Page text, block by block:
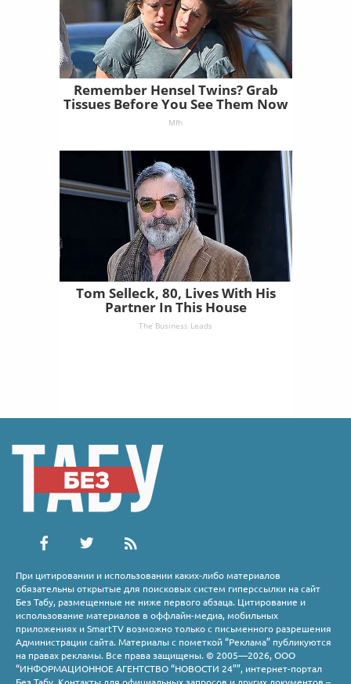
Remember Hensel Twins? Grab
Tissues Before You See Them Now
Mfh
Tom Selleck, 80, Lives With His
Partner In This House
The Business Leads
При цитировании и использовании каких-либо материалов
обязательны открытые для поисковых систем гиперссылки на сайт
Без Табу, размещенные не ниже первого абзаца. Цитирование и
использование материалов в оффлайн-медиа, мобильных
приложениях и SmartTV возможно только с письменного разрешения
Администрации сайта. Материалы с пометкой “Реклама” публикуются
на правах рекламы. Все права защищены. © 2005—2026, ООО
“ИНФОРМАЦИОННОЕ АГЕНТСТВО “НОВОСТИ 24””, интернет-портал
Без Табу. Контакты для официальных запросов и других документов –